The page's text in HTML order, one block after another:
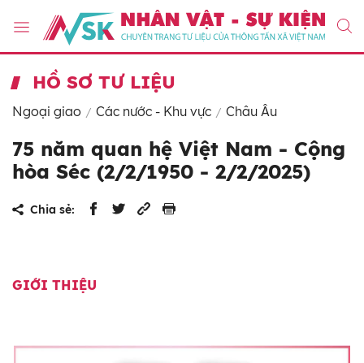
HỒ SƠ TƯ LIỆU
Ngoại giao Các nước - Khu vực Châu Âu
75 năm quan hệ Việt Nam - Cộng
hòa Séc (2/2/1950 - 2/2/2025)
Chia sẻ:
GIỚI THIỆU